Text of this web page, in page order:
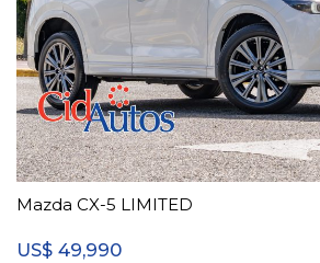
Mazda CX-5 LIMITED
US$ 49,990